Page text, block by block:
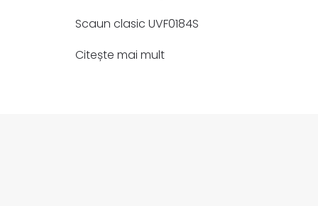
Scaun clasic UVF0184S
Citește mai mult